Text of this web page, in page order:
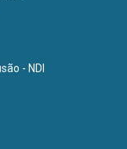
- NDI